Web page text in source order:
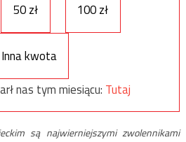
50 zł 100 zł
Inna kwota
nas tym miesiącu: Tutaj
są najwierniejszymi zwolennikami